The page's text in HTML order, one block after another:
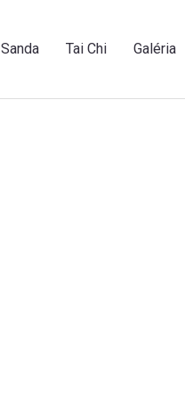
Sanda Tai Chi Galéria